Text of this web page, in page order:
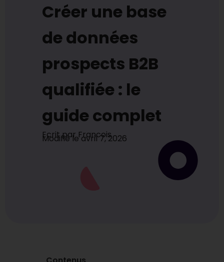
Créer une base
de données
prospects B2B
qualifiée : le
guide complet
Ecrit parFrancois
Modifié le avril 7, 2026